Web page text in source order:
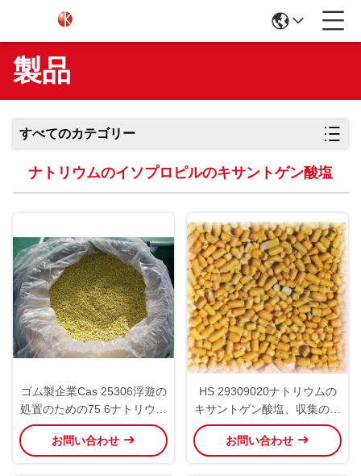
製品
すべてのカテゴリー
ナトリウムのイソプロピルのキサントゲン酸塩
ゴム製企業Cas 25306浮遊の
処置のための75 6ナトリウム
のイソプロピルのキサントゲ
ン酸塩
お問い合わせ
HS 29309020ナトリウムの
キサントゲン酸塩、収集のた
めの国連3342キサントゲン
酸塩Z-11
お問い合わせ